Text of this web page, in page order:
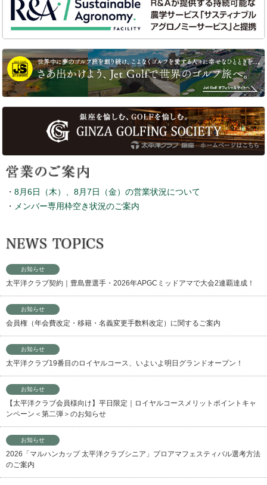
・ 8月6日（木）、8月7日（金）の営業状況について
・ メンバー専用枠空き状況のご案内
お知らせ
太平洋クラブ契約｜豊島豊選手・2026年APGCミッドアマで大会2連覇達成！
お知らせ
会員権（年会費改定・移籍・名義変更手数料改定）に関するご案内
お知らせ
太平洋クラブ19番目のロイヤルコース、いよいよ明日グランドオープン！
お知らせ
【太平洋クラブ会員様向け】平日限定｜ロイヤルコースメリットポイントキャ
ンペーン＜第二弾＞のお知らせ
お知らせ
2026「マルハンカップ 太平洋クラブシニア」プロアマフェスティバル選考方法
のご案内